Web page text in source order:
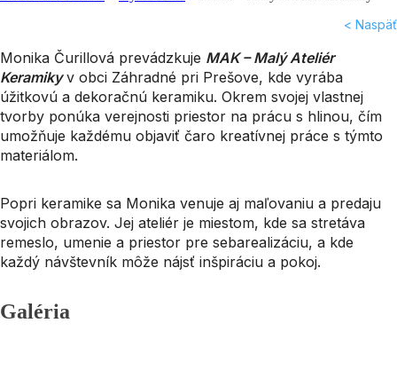
< Naspäť
Monika Čurillová prevádzkuje MAK – Malý Ateliér
Keramikyv obci Záhradné pri Prešove, kde vyrába
úžitkovú a dekoračnú keramiku. Okrem svojej vlastnej
tvorby ponúka verejnosti priestor na prácu s hlinou, čím
umožňuje každému objaviť čaro kreatívnej práce s týmto
materiálom.
Popri keramike sa Monika venuje aj maľovaniu a predaju
svojich obrazov. Jej ateliér je miestom, kde sa stretáva
remeslo, umenie a priestor pre sebarealizáciu, a kde
každý návštevník môže nájsť inšpiráciu a pokoj.
Galéria